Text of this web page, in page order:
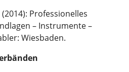
Professionelles
– Instrumente –
Wiesbaden.